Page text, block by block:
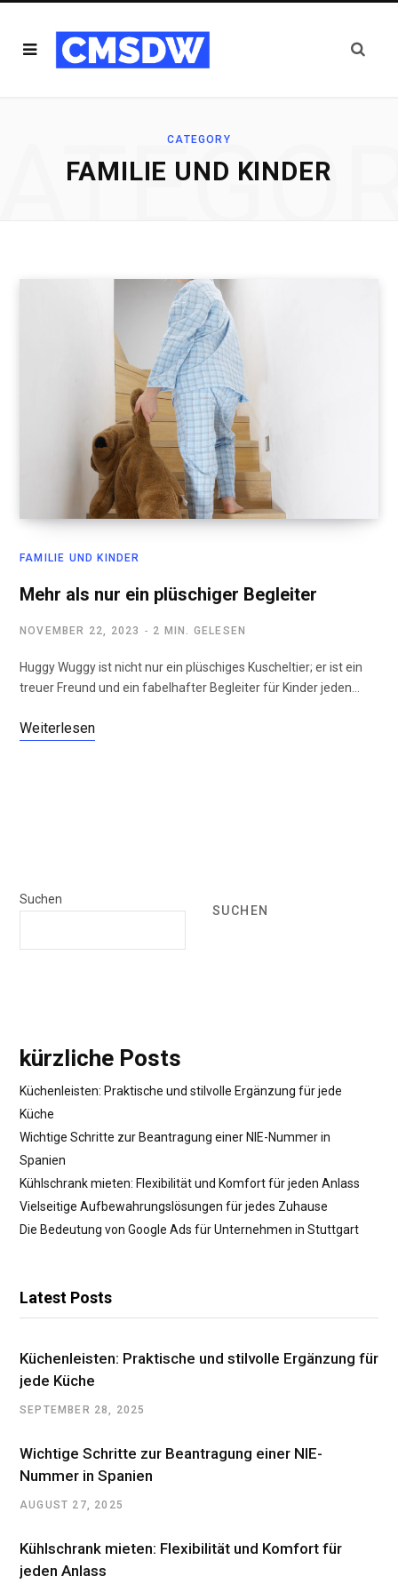
CATEGORY
FAMILIE UND KINDER
FAMILIE UND KINDER
Mehr als nur ein plüschiger Begleiter
NOVEMBER 22, 2023 2 MIN. GELESEN
Huggy Wuggy ist nicht nur ein plüschiges Kuscheltier; er ist ein
treuer Freund und ein fabelhafter Begleiter für Kinder jeden…
Weiterlesen
Suchen
SUCHEN
kürzliche Posts
Küchenleisten: Praktische und stilvolle Ergänzung für jede
Küche
Wichtige Schritte zur Beantragung einer NIE-Nummer in
Spanien
Kühlschrank mieten: Flexibilität und Komfort für jeden Anlass
Vielseitige Aufbewahrungslösungen für jedes Zuhause
Die Bedeutung von Google Ads für Unternehmen in Stuttgart
Latest Posts
Küchenleisten: Praktische und stilvolle Ergänzung für
jede Küche
SEPTEMBER 28, 2025
Wichtige Schritte zur Beantragung einer NIE-
Nummer in Spanien
AUGUST 27, 2025
Kühlschrank mieten: Flexibilität und Komfort für
jeden Anlass